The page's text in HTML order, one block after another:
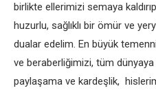
birlikte ellerimizi semaya
huzurlu, sağlıklı bir ömür ve
dualar edelim. En büyük
ve beraberliğimizi, tüm
paylaşama ve kardeşlik,